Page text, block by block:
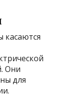
касаются
Они
для